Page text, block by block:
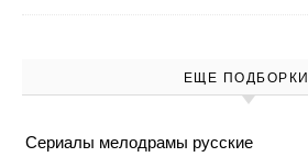
ЕЩЕ ПОДБОРКИ
Cериалы мелодрамы русские